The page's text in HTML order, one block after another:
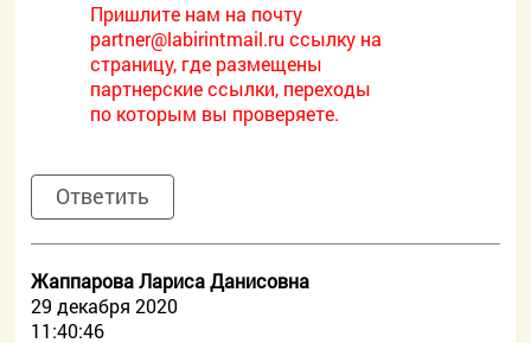
Пришлите нам на почту
partner@labirintmail.ru ссылку на
страницу, где размещены
партнерские ссылки, переходы
по которым вы проверяете.
Ответить
Жаппарова Лариса Данисовна
29 декабря 2020
11:40:46